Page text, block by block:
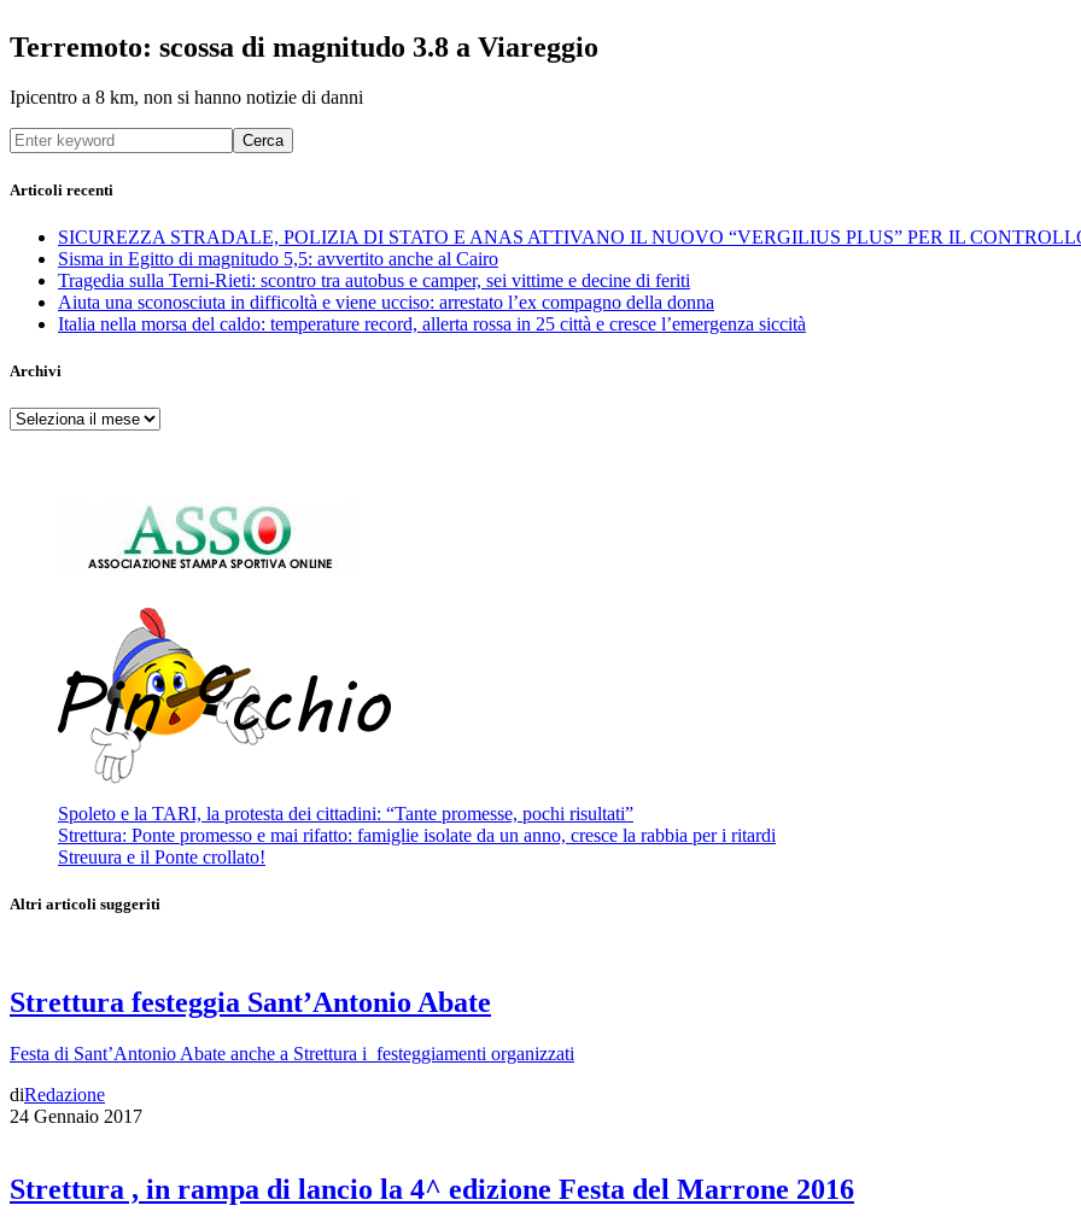
Terremoto: scossa di magnitudo 3.8 a Viareggio
Ipicentro a 8 km, non si hanno notizie di danni
Cerca
Articoli recenti
SICUREZZA STRADALE, POLIZIA DI STATO E ANAS ATTIVANO IL NUOVO “VERGILIUS PLUS” PER IL
Sisma in Egitto di magnitudo 5,5: avvertito anche al Cairo
Tragedia sulla Terni-Rieti: scontro tra autobus e camper, sei vittime e decine di feriti
Aiuta una sconosciuta in difficoltà e viene ucciso: arrestato l’ex compagno della donna
Italia nella morsa del caldo: temperature record, allerta rossa in 25 città e cresce l’emergenza siccità
Archivi
Archivi
Spoleto e la TARI, la protesta dei cittadini: “Tante promesse, pochi risultati”
Strettura: Ponte promesso e mai rifatto: famiglie isolate da un anno, cresce la rabbia per i ritardi
Streuura e il Ponte crollato!
Altri articoli suggeriti
Strettura festeggia Sant’Antonio Abate
Festa di Sant’Antonio Abate anche a Strettura i festeggiamenti organizzati
diRedazione
24 Gennaio 2017
Strettura , in rampa di lancio la 4^ edizione Festa del Marrone 2016